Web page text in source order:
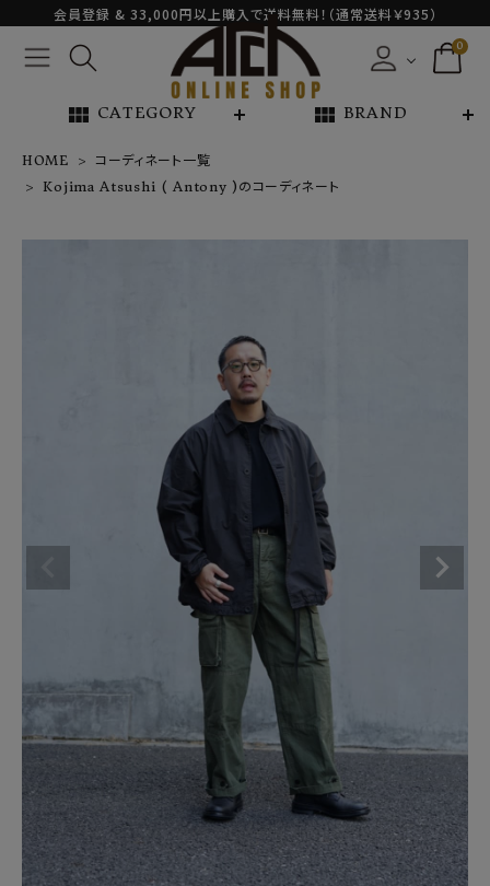
会員登録 & 33,000円以上購入で送料無料！（通常送料￥935）
0
view_module CATEGORY view_module BRAND
INFORMATION
特定商取引法について
お問い合わせ
OFFICIAL WEB SITE
ACCOUNT MENU
ようこそ ゲスト 様
HOME
コーディネート一覧
Kojima Atsushi ( Antony )のコーディネート